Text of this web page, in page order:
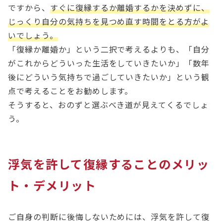
ですから、 すぐに復縁するか離婚するかを決めずに、
じっくり自分の気持ちを見つめ直す時間をとる方がよ
いでしょう。
「復縁か離婚か」という二択で考えるよりも、「自分
がこれからどういった生活をしていきたいか」「数年
後にどういう気持ちで過ごしていきたいか」という観
点で考えることをお勧めします。
そうすると、おのずと選ぶべき道が見えてくるでしょ
う。
浮気を許して復縁することのメリッ
ト・デメリット
ご自身の判断に後悔しないためには、浮気を許して復